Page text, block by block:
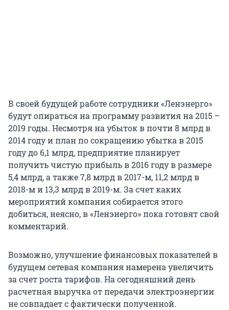
В своей будущей работе сотрудники «Ленэнерго»
будут опираться на программу развития на 2015 –
2019 годы. Несмотря на убыток в почти 8 млрд в
2014 году и план по сокращению убытка в 2015
году до 6,1 млрд, предприятие планирует
получить чистую прибыль в 2016 году в размере
5,4 млрд, а также 7,8 млрд в 2017-м, 11,2 млрд в
2018-м и 13,3 млрд в 2019-м. За счет каких
мероприятий компания собирается этого
добиться, неясно, в «Ленэнерго» пока готовят свой
комментарий.
Возможно, улучшение финансовых показателей в
будущем сетевая компания намерена увеличить
за счет роста тарифов. На сегодняшний день
расчетная выручка от передачи электроэнергии
не совпадает с фактически полученной.